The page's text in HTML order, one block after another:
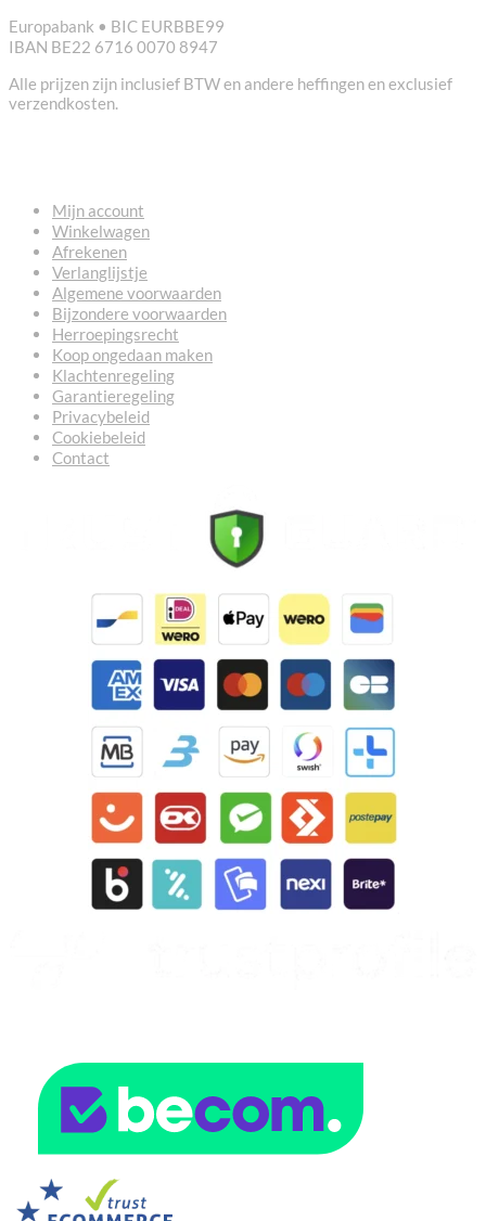
Europabank • BIC EURBBE99
IBAN BE22 6716 0070 8947
Alle prijzen zijn inclusief BTW en andere heffingen en exclusief
verzendkosten.
Mijn account
Winkelwagen
Afrekenen
Verlanglijstje
Algemene voorwaarden
Bijzondere voorwaarden
Herroepingsrecht
Koop ongedaan maken
Klachtenregeling
Garantieregeling
Privacybeleid
Cookiebeleid
Contact